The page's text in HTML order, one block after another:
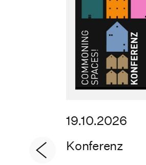
19.10.2026
Konferenz